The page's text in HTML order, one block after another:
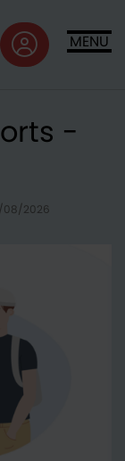
MENU
la
-
08/2026